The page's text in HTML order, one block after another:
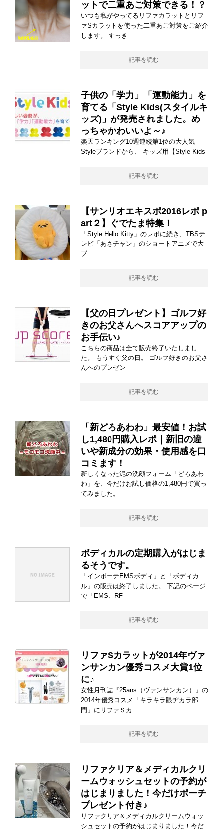
ットで二重あご対策できる！？
いつも私がやってるリファカラットとリフ
ァSカラットを使った二重あご対策をご紹介
します。 すっき
記事を読む
子供の「学力」「運動能力」を
育てる「Style Kids(スタイルキ
ッズ)」が発売されました。め
っちゃかわいいよ～♪
楽天ランキング10週連続第1位の大人気
Styleブランドから、 キッズ用【Style Kids
記事を読む
【サンリオエキスポ2016レポ p
art２】ぐでたま特集！
「Style Hello Kitty」のレポに続き、TBSテ
レビ「あさチャン」のショートアニメで大
ブ
記事を読む
【父の日プレゼント】ゴルフ好
きのお父さんへスコアアップの
お手伝い♪
こちらの商品は全て販売終了いたしまし
た。 もうすぐ父の日。 ゴルフ好きのお父さ
んへのプレゼン
記事を読む
「新どろあわわ」最安値！お試
し1,480円購入レポ｜新旧の違
いや新成分の効果・使用感を口
コミます！
新しくなった泥の洗顔フォーム「どろあわ
わ」を、今だけお試し価格の1,480円で買っ
てみました。
記事を読む
ボディカルの定期購入がはじま
るそうです。
「インボーテEMSボディ」と「ボディカ
ル」の販売は終了しました。 下記のページ
で「EMS、RF
記事を読む
リファSカラットが2014年ヴァ
ンサンカン優秀コスメ大賞1位
に♪
女性月刊誌『25ans（ヴァンサンカン）』の
2014年優秀コスメ「キラキラ眼ヂカラ部
門」にリファＳカ
記事を読む
リファクリア＆メディカルクリ
ームウォッシュセットの予約が
はじまりました！今だけポーチ
プレゼント付き♪
リファクリア＆メディカルクリームウォッ
シュセットの予約がはじまりました！今だ